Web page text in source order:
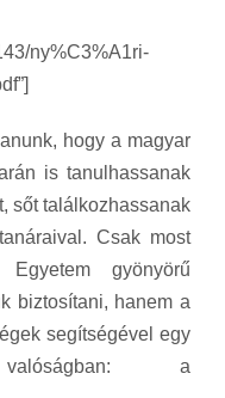
ny%C3%A1ri-
hogy a magyar
is tanulhassanak
sőt találkozhassanak
Csak most
gyönyörű
biztosítani, hanem a
segítségével egy
a